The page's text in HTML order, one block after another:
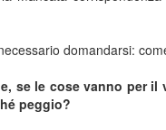
domandarsi:
se le cose vanno per il
peggio?